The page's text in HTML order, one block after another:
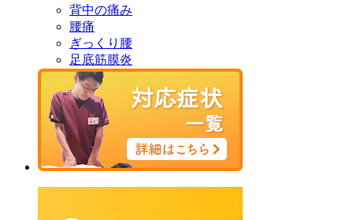
背中の痛み
腰痛
ぎっくり腰
足底筋膜炎